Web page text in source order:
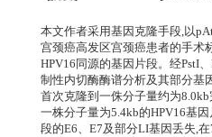
本文作者采用基因克隆手段,以
宫颈癌高发区宫颈癌患者的手术
HPV16同源的基因片段。经PstI
制性内切酶酶谱分析及其部分基
首次克隆到一侏分子量约为
一株分子量为5.4kb的HPV16基
段的E6、E7及部分LI基因丢失,